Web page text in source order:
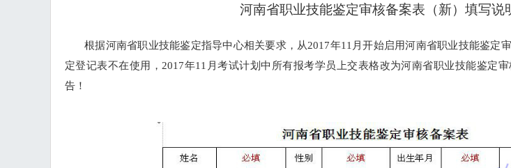
河南省职业技能鉴定审核备案表（新）填写说
根据河南省职业技能鉴定指导中心相关要求，从2017年11月开始启用河南省职业技能鉴定
定登记表不在使用，2017年11月考试计划中所有报考学员上交表格改为河南省职业技能鉴定
告！